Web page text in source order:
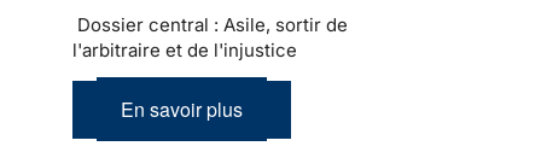
Dossier central : Asile, sortir de
l'arbitraire et de l'injustice
En savoir plus